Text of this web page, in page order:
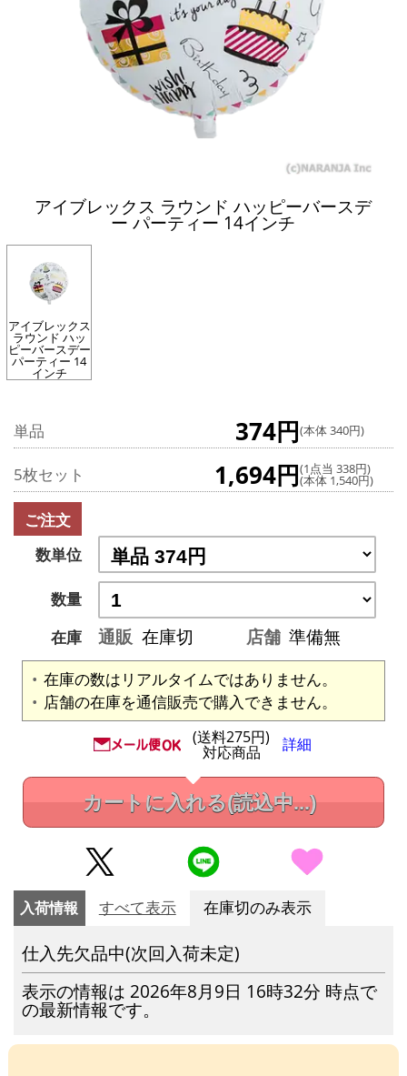
アイブレックス ラウンド ハッピーバースデ
ー パーティー 14インチ
アイブレックス
ラウンド ハッ
ピーバースデー
パーティー 14
インチ
単品 374円(本体 340円)
5枚セット 1,694円(1点当 338円)
(本体 1,540円)
ご注文
数単位
数量
在庫
通販 在庫切 店舗 準備無
在庫の数はリアルタイムではありません。
店舗の在庫を通信販売で購入できません。
(送料275円)
対応商品 詳細
カートに入れる(読込中...)
入荷情報 すべて表示 在庫切のみ表示
仕入先欠品中(次回入荷未定)
表示の情報は 2026年8月9日 16時32分 時点で
の最新情報です。